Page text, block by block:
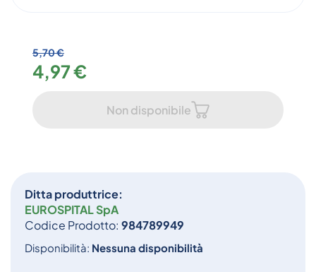
Ditta produttrice:
EUROSPITAL SpA
Codice Prodotto: 984789949
Disponibilità: Nessuna disponibilità
5,70 €
4,97 €
Non disponibile